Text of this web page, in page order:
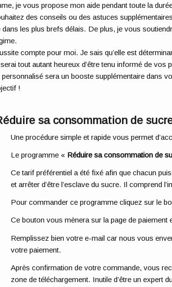
je vous propose mon aide pendant toute la
des conseils ou des astuces
dans les plus brefs délais. De plus, je vous
compte pour moi. Je sais qu’elle est
tout autant heureux d’être tenu informé de vos
personnalisé sera un booste supplémentaire dans
!
sa consommation de
Une procédure simple et rapide vous permet
Le programme « Réduire sa consommation de
Ce tarif préférentiel a été fixé afin que chacun
et arrêter d’être l’esclave du sucre. Il comprend
Pour commander ce programme cliquez sur le
Ce bouton vous mènera sur la page de paiement
Remplissez bien votre e-mail car nous vous
votre paiement.
Après confirmation de votre commande, vous
zone de téléchargement. Inutile d’être un expert